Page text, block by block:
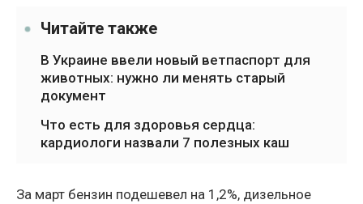
Читайте также
В Украине ввели новый ветпаспорт для
животных: нужно ли менять старый
документ
Что есть для здоровья сердца:
кардиологи назвали 7 полезных каш
За март бензин подешевел на 1,2%, дизельное